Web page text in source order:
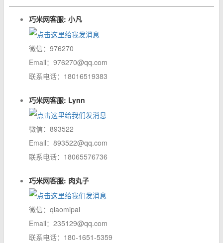
巧米网客服: 小凡
微信：976270
Email：976270@qq.com
联系电话：18016519383
巧米网客服: Lynn
微信：893522
Email：893522@qq.com
联系电话：18065576736
巧米网客服: 肉丸子
微信：qiaomipai
Email：235129@qq.com
联系电话：180-1651-5359